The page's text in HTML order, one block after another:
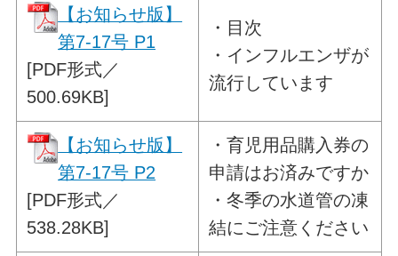
【お知らせ版】
第7-17号 P1
[PDF形式／
500.69KB]
・目次
・ インフルエンザが
流行しています
【お知らせ版】
第7-17号 P2
[PDF形式／
538.28KB]
・育児用品購入券の
申請はお済みですか
・冬季の水道管の凍
結にご注意ください